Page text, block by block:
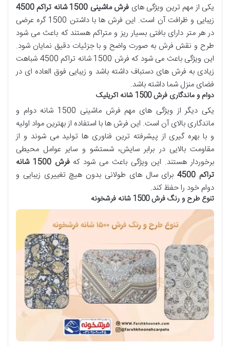
یکی از مهم ‌ترین ویژگی ‌های فرش ماشینی 1500 شانه تراکم 4500
زیبایی و ظرافت آن است. این فرش‌ ها با داشتن 1500 گره عرضی
در هر متر دارای بافتی بسیار ریز و متراکم هستند که باعث می ‌شود
طرح و نقش فرش به صورت واضح و با جزئیات دقیق نمایان شود.
این ویژگی باعث می ‌شود که فرش 1500 شانه تراکم 4500 شباهت
زیادی به فرش ‌های دستباف داشته باشد و زیبایی فوق العاده ای در
فضای منزل شما داشته باشد.
دوام و ماندگاری فرش 1500 شانه اکریلیک
یکی دیگر از ویژگی‌ های مهم فرش ماشینی 1500 شانه دوام و
ماندگاری بالای آن است. این فرش ‌ها با استفاده از بهترین مواد اولیه
و با بهره‌ گیری از پیشرفته ‌ترین فناوری ‌ها تولید می ‌شوند و از
مقاومت بالایی در برابر سایش، شستشو و سایر عوامل محیطی
برخوردار هستند. این ویژگی باعث می‌ شود که
فرش 1500 شانه
تراکم 4500
برای سال ‌های طولانی بدون هیچ تغییری زیبایی و
دوام خود را حفظ کند.
تنوع طرح و رنگ فرش 1500 شانه فرشخونه